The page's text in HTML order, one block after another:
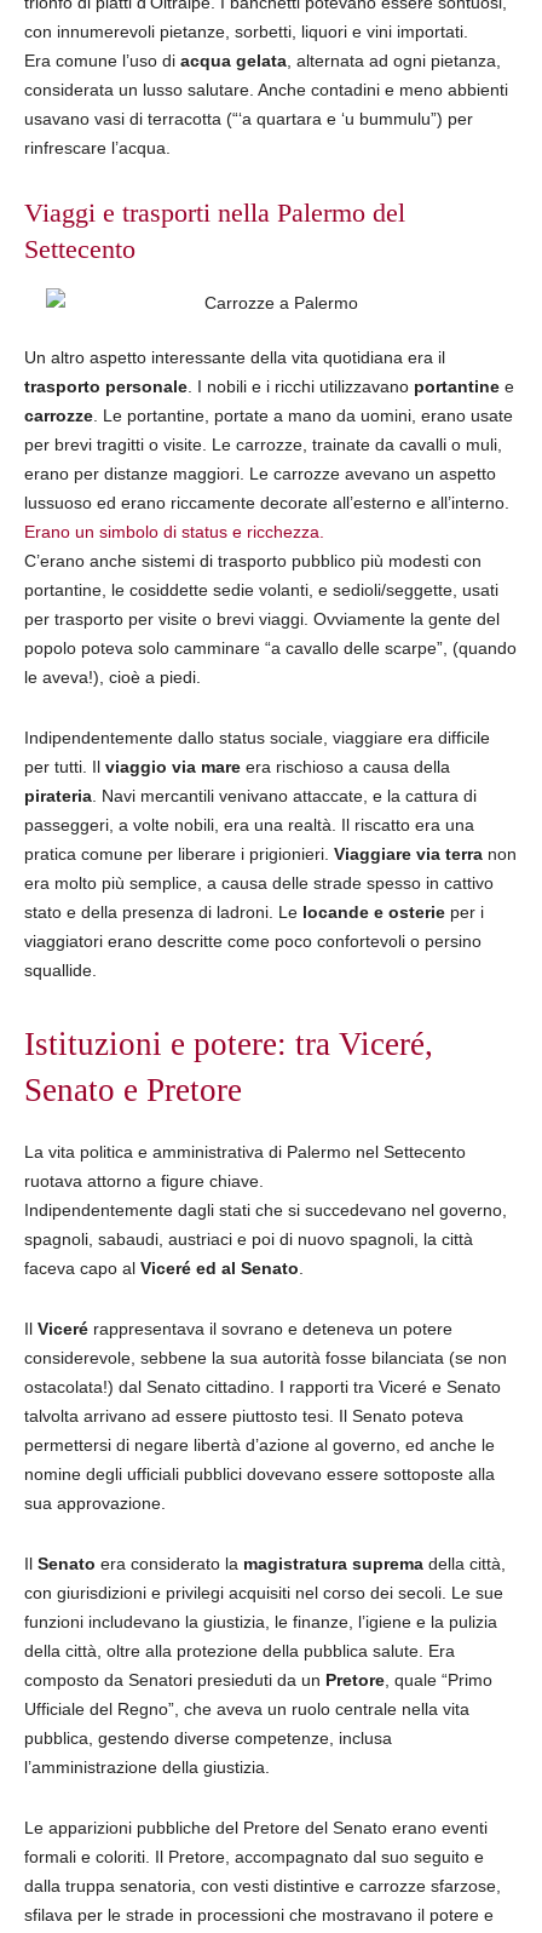
con innumerevoli pietanze, sorbetti, liquori e vini importati.
Era comune l’uso di acqua gelata , alternata ad ogni pietanza,
considerata un lusso salutare. Anche contadini e meno abbienti
usavano vasi di terracotta (“‘a quartara e ‘u bummulu”) per
rinfrescare l’acqua.
Viaggi e trasporti nella Palermo del
Settecento
Un altro aspetto interessante della vita quotidiana era il
trasporto personale . I nobili e i ricchi utilizzavano portantine e
carrozze . Le portantine, portate a mano da uomini, erano usate
per brevi tragitti o visite. Le carrozze, trainate da cavalli o muli,
erano per distanze maggiori. Le carrozze avevano un aspetto
lussuoso ed erano riccamente decorate all’esterno e all’interno.
Erano un simbolo di status e ricchezza.
C’erano anche sistemi di trasporto pubblico più modesti con
portantine, le cosiddette sedie volanti, e sedioli/seggette, usati
per trasporto per visite o brevi viaggi. Ovviamente la gente del
popolo poteva solo camminare “a cavallo delle scarpe”, (quando
le aveva!), cioè a piedi.
Indipendentemente dallo status sociale, viaggiare era difficile
per tutti. Il viaggio via mare era rischioso a causa della
pirateria . Navi mercantili venivano attaccate, e la cattura di
passeggeri, a volte nobili, era una realtà. Il riscatto era una
pratica comune per liberare i prigionieri. Viaggiare via terra non
era molto più semplice, a causa delle strade spesso in cattivo
stato e della presenza di ladroni. Le locande e osterie per i
viaggiatori erano descritte come poco confortevoli o persino
squallide.
Istituzioni e potere: tra Viceré,
Senato e Pretore
La vita politica e amministrativa di Palermo nel Settecento
ruotava attorno a figure chiave.
Indipendentemente dagli stati che si succedevano nel governo,
spagnoli, sabaudi, austriaci e poi di nuovo spagnoli, la città
faceva capo al Viceré ed al Senato
Il Viceré rappresentava il sovrano e deteneva un potere
considerevole, sebbene la sua autorità fosse bilanciata (se non
ostacolata!) dal Senato cittadino. I rapporti tra Viceré e Senato
talvolta arrivano ad essere piuttosto tesi. Il Senato poteva
permettersi di negare libertà d’azione al governo, ed anche le
nomine degli ufficiali pubblici dovevano essere sottoposte alla
sua approvazione.
Il Senato era considerato la magistratura suprema della città,
con giurisdizioni e privilegi acquisiti nel corso dei secoli. Le sue
funzioni includevano la giustizia, le finanze, l’igiene e la pulizia
della città, oltre alla protezione della pubblica salute. Era
composto da Senatori presieduti da un Pretore , quale “Primo
Ufficiale del Regno”, che aveva un ruolo centrale nella vita
pubblica, gestendo diverse competenze, inclusa
l’amministrazione della giustizia.
Le apparizioni pubbliche del Pretore del Senato erano eventi
formali e coloriti. Il Pretore, accompagnato dal suo seguito e
dalla truppa senatoria, con vesti distintive e carrozze sfarzose,
sfilava per le strade in processioni che mostravano il potere e